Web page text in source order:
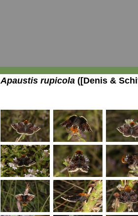
Apaustis rupicola ([Denis &